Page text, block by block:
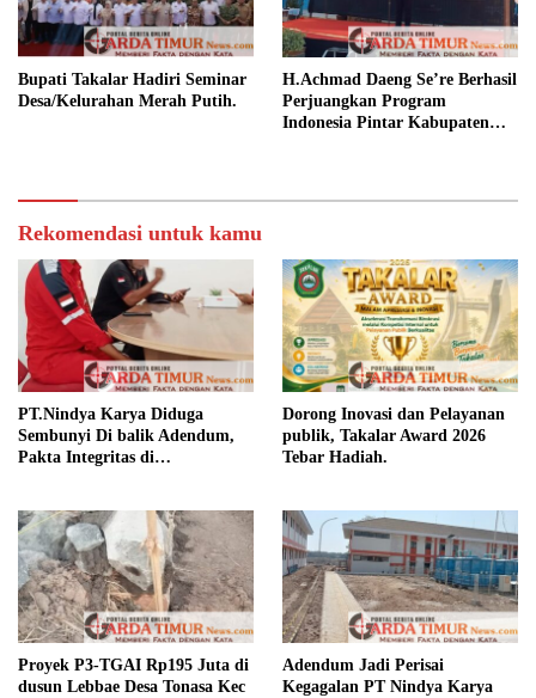
Bupati Takalar Hadiri Seminar
Desa/Kelurahan Merah Putih.
H.Achmad Daeng Se’re Berhasil
Perjuangkan Program
Indonesia Pintar Kabupaten
Rekomendasi untuk kamu
PT.Nindya Karya Diduga
Sembunyi Di balik Adendum,
Pakta Integritas di
Dorong Inovasi dan Pelayanan
publik, Takalar Award 2026
Tebar Hadiah.
Proyek P3-TGAI Rp195 Juta di
dusun Lebbae Desa Tonasa Kec
Adendum Jadi Perisai
Kegagalan PT Nindya Karya